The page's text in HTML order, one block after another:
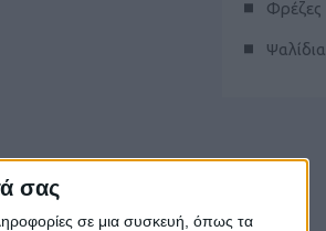
σας
σε μια συσκευή, όπως τα
Φρέζες
Ψαλίδια